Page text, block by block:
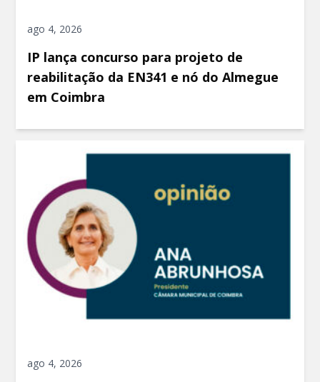
ago 4, 2026
IP lança concurso para projeto de
reabilitação da EN341 e nó do Almegue
em Coimbra
ago 4, 2026